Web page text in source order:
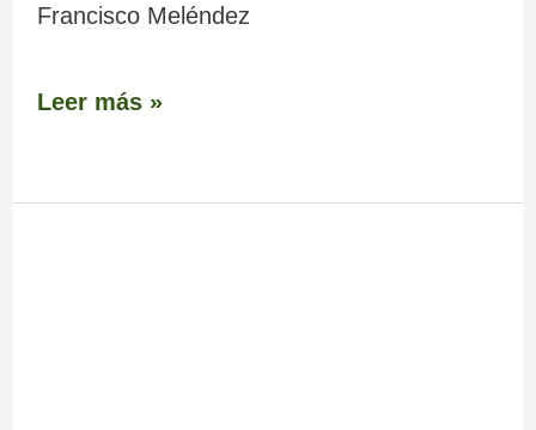
Francisco Meléndez
Leer más »